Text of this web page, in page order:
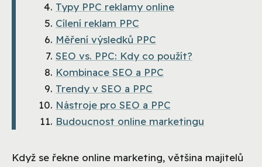
Typy PPC reklamy online
Cílení reklam PPC
Měření výsledků PPC
SEO vs. PPC: Kdy co použít?
Kombinace SEO a PPC
Trendy v SEO a PPC
Nástroje pro SEO a PPC
Budoucnost online marketingu
Když se řekne online marketing, většina majitelů